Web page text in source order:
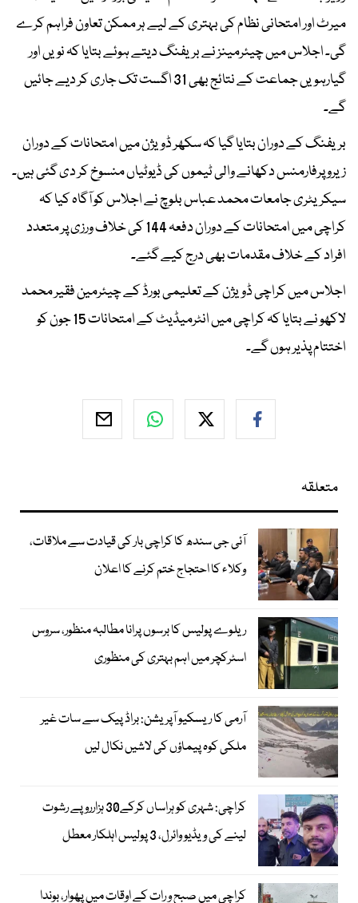
میرٹ اور امتحانی نظام کی بہتری کے لیے ہر ممکن تعاون فراہم کرے
گی۔ اجلاس میں چیئرمینز نے بریفنگ دیتے ہوئے بتایا کہ نویں اور
گیارہویں جماعت کے نتائج بھی 31 اگست تک جاری کر دیے جائیں
گے۔
بریفنگ کے دوران بتایا گیا کہ سکھر ڈویژن میں امتحانات کے دوران
زیرو پرفارمنس دکھانے والی ٹیموں کی ڈیوٹیاں منسوخ کر دی گئی ہیں۔
سیکریٹری جامعات محمد عباس بلوچ نے اجلاس کو آگاہ کیا کہ
کراچی میں امتحانات کے دوران دفعہ 144 کی خلاف ورزی پر متعدد
افراد کے خلاف مقدمات بھی درج کیے گئے۔
اجلاس میں کراچی ڈویژن کے تعلیمی بورڈ کے چیئرمین فقیر محمد
لاکھو نے بتایا کہ کراچی میں انٹرمیڈیٹ کے امتحانات 15 جون کو
اختتام پذیر ہوں گے۔
متعلقہ
آئی جی سندھ کا کراچی بار کی قیادت سے ملاقات،
وکلاء کا احتجاج ختم کرنے کا اعلان
ریلوے پولیس کا برسوں پرانا مطالبہ منظور، سروس
اسٹرکچر میں اہم بہتری کی منظوری
آرمی کا ریسکیو آپریشن: براڈ پیک سے سات غیر
ملکی کوہ پیماؤں کی لاشیں نکال لیں
کراچی: شہری کو ہراساں کرکے30 ہزارروپے رشوت
لینے کی ویڈیو وائرل، 3 پولیس اہلکار معطل
کراچی میں صبح و رات کے اوقات میں پھوار، بوندا